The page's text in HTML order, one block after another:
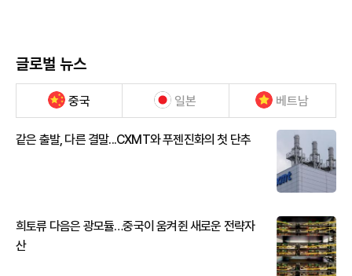
글로벌 뉴스
중국 일본 베트남
같은 출발, 다른 결말...CXMT와 푸젠진화의 첫 단추
희토류 다음은 광모듈…중국이 움켜쥔 새로운 전략자
산